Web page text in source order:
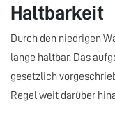
Haltbarkeit
Durch den niedrigen
lange haltbar. Das
gesetzlich
Regel weit darüber